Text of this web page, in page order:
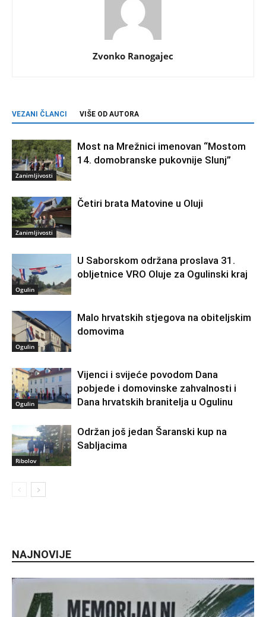
Zvonko Ranogajec
VEZANI ČLANCI VIŠE OD AUTORA
Zanimljivosti
Most na Mrežnici imenovan “Mostom
14. domobranske pukovnije Slunj”
Zanimljivosti
Četiri brata Matovine u Oluji
Ogulin
U Saborskom održana proslava 31.
obljetnice VRO Oluje za Ogulinski kraj
Ogulin
Malo hrvatskih stjegova na obiteljskim
domovima
Ogulin
Vijenci i svijeće povodom Dana
pobjede i domovinske zahvalnosti i
Dana hrvatskih branitelja u Ogulinu
Ribolov
Održan još jedan Šaranski kup na
Sabljacima
NAJNOVIJE